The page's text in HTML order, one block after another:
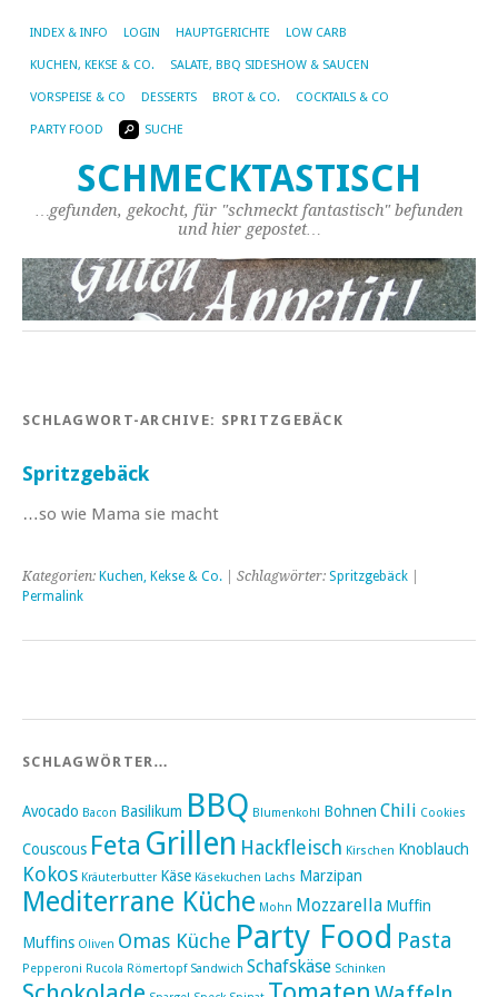
INDEX & INFO LOGIN HAUPTGERICHTE LOW CARB
KUCHEN, KEKSE & CO. SALATE, BBQ SIDESHOW & SAUCEN
VORSPEISE & CO DESSERTS BROT & CO. COCKTAILS & CO
PARTY FOOD SUCHE
SCHMECKTASTISCH
…gefunden, gekocht, für "schmeckt fantastisch" befunden
und hier gepostet…
SCHLAGWORT-ARCHIVE: SPRITZGEBÄCK
Spritzgebäck
…so wie Mama sie macht
Kategorien: Kuchen, Kekse & Co. | Schlagwörter: Spritzgebäck
Permalink
SCHLAGWÖRTER…
Avocado Bacon Basilikum BBQ Blumenkohl Bohnen Chili Cookies
Couscous Feta Grillen Hackfleisch Kirschen Knoblauch
Kokos Kräuterbutter Käse Käsekuchen Lachs Marzipan
Mediterrane Küche Mohn Mozzarella Muffin
Muffins Oliven Omas Küche Party Food Pasta
Pepperoni Rucola Römertopf Sandwich Schafskäse Schinken